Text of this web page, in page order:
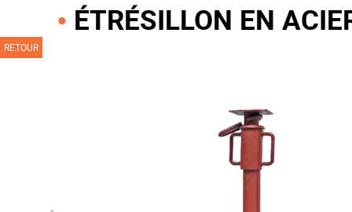
ÉTRÉSILLON EN
RETOUR